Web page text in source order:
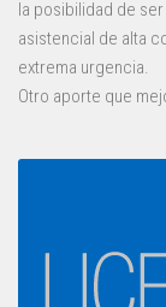
la posibilidad de
asistencial de alta
extrema urgencia.
Otro aporte que